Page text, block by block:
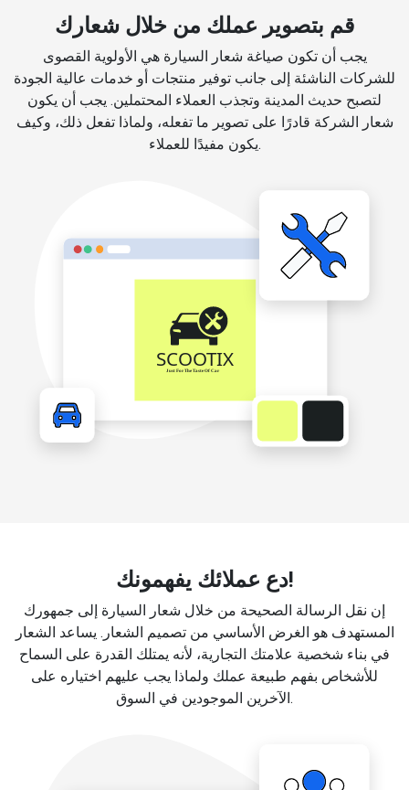
قم بتصوير عملك من خلال شعارك
يجب أن تكون صياغة شعار السيارة هي الأولوية القصوى
للشركات الناشئة إلى جانب توفير منتجات أو خدمات عالية الجودة
لتصبح حديث المدينة وتجذب العملاء المحتملين. يجب أن يكون
شعار الشركة قادرًا على تصوير ما تفعله، ولماذا تفعل ذلك، وكيف
يكون مفيدًا للعملاء.
دع عملائك يفهمونك!
إن نقل الرسالة الصحيحة من خلال شعار السيارة إلى جمهورك
المستهدف هو الغرض الأساسي من تصميم الشعار. يساعد الشعار
في بناء شخصية علامتك التجارية، لأنه يمتلك القدرة على السماح
للأشخاص بفهم طبيعة عملك ولماذا يجب عليهم اختياره على
الآخرين الموجودين في السوق.